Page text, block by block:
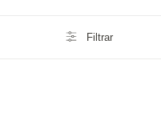
Filtrar